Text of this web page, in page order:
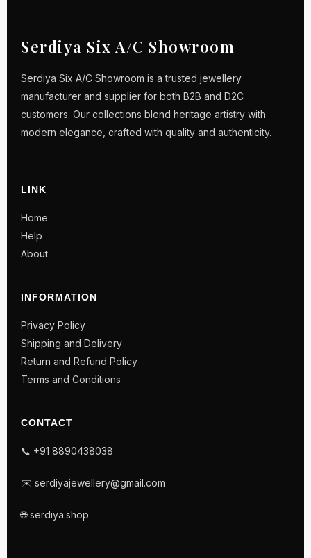
Serdiya Six A/C Showroom
Serdiya Six A/C Showroom is a trusted jewellery
manufacturer and supplier for both B2B and D2C
customers. Our collections blend heritage artistry with
modern elegance, crafted with quality and authenticity.
LINK
Home
Help
About
INFORMATION
Privacy Policy
Shipping and Delivery
Return and Refund Policy
Terms and Conditions
CONTACT
📞 +91 8890438038
✉️ serdiyajewellery@gmail.com
🌐 serdiya.shop